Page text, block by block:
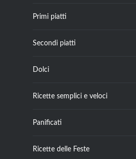
Primi piatti
Secondi piatti
Dolci
Ricette semplici e veloci
Panificati
Ricette delle Feste